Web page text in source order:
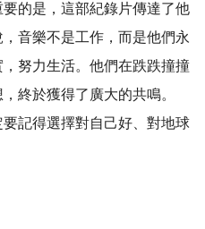
的是，這部紀錄片傳達了他
音樂不是工作，而是他們永
努力生活。他們在跌跌撞撞
終於獲得了廣大的共鳴。
記得選擇對自己好、對地球